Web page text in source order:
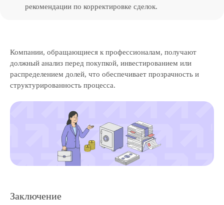
рекомендации по корректировке сделок.
Компании, обращающиеся к профессионалам, получают
должный анализ перед покупкой, инвестированием или
распределением долей, что обеспечивает прозрачность и
структурированность процесса.
Заключение
Пн-пт, с 9:30 до 18:30
195213, Санкт-Петербург,
пр-кт Энергетиков, д. 3 литера Б
123112, Москва, Пресненская наб., 12
8 499 391-81-00
info@casexpert.ru
Калькулятор дебиторской
задолженности